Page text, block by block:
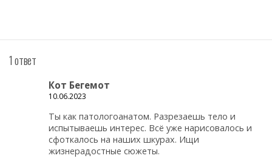
1 ответ
Кот Бегемот
10.06.2023
Ты как патологоанатом. Разрезаешь тело и
испытываешь интерес. Всё уже нарисовалось и
сфоткалось на наших шкурах. Ищи
жизнерадостные сюжеты.